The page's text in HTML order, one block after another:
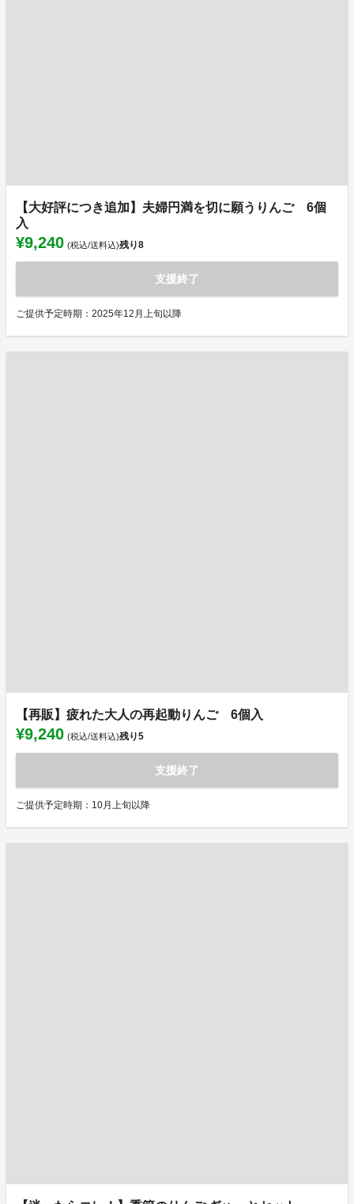
【大好評につき追加】夫婦円満を切に願うりんご 6個
入
¥9,240 (税込/送料込)残り8
支援終了
ご提供予定時期：2025年12月上旬以降
【再販】疲れた大人の再起動りんご 6個入
¥9,240 (税込/送料込)残り5
支援終了
ご提供予定時期：10月上旬以降